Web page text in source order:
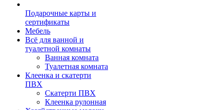
Подарочные карты и
сертификаты
Мебель
Всё для ванной и
туалетной комнаты
Ванная комната
Туалетная комната
Клеенка и скатерти
ПВХ
Скатерти ПВХ
Клеенка рулонная